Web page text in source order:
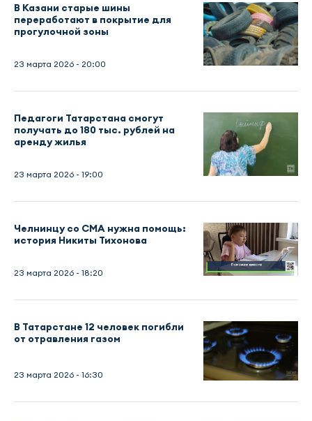
В Казани старые шины
переработают в покрытие для
прогулочной зоны
23 марта 2026 - 20:00
Педагоги Татарстана смогут
получать до 180 тыс. рублей на
аренду жилья
23 марта 2026 - 19:00
Челнинцу со СМА нужна помощь:
история Никиты Тихонова
23 марта 2026 - 18:20
В Татарстане 12 человек погибли
от отравления газом
23 марта 2026 - 16:30